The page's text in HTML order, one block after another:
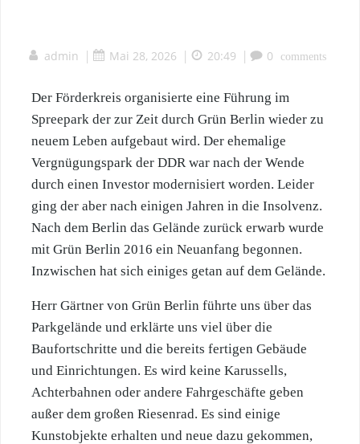
admin | Mai 28, 2026 | 20:49 | 0 comments
Der Förderkreis organisierte eine Führung im
Spreepark der zur Zeit durch Grün Berlin wieder zu
neuem Leben aufgebaut wird. Der ehemalige
Vergnügungspark der DDR war nach der Wende
durch einen Investor modernisiert worden. Leider
ging der aber nach einigen Jahren in die Insolvenz.
Nach dem Berlin das Gelände zurück erwarb wurde
mit Grün Berlin 2016 ein Neuanfang begonnen.
Inzwischen hat sich einiges getan auf dem Gelände.
Herr Gärtner von Grün Berlin führte uns über das
Parkgelände und erklärte uns viel über die
Baufortschritte und die bereits fertigen Gebäude
und Einrichtungen. Es wird keine Karussells,
Achterbahnen oder andere Fahrgeschäfte geben
außer dem großen Riesenrad. Es sind einige
Kunstobjekte erhalten und neue dazu gekommen,